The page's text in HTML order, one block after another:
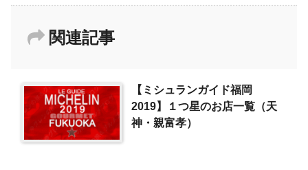
関連記事
【ミシュランガイド福岡
2019】１つ星のお店一覧（天
神・親富孝）